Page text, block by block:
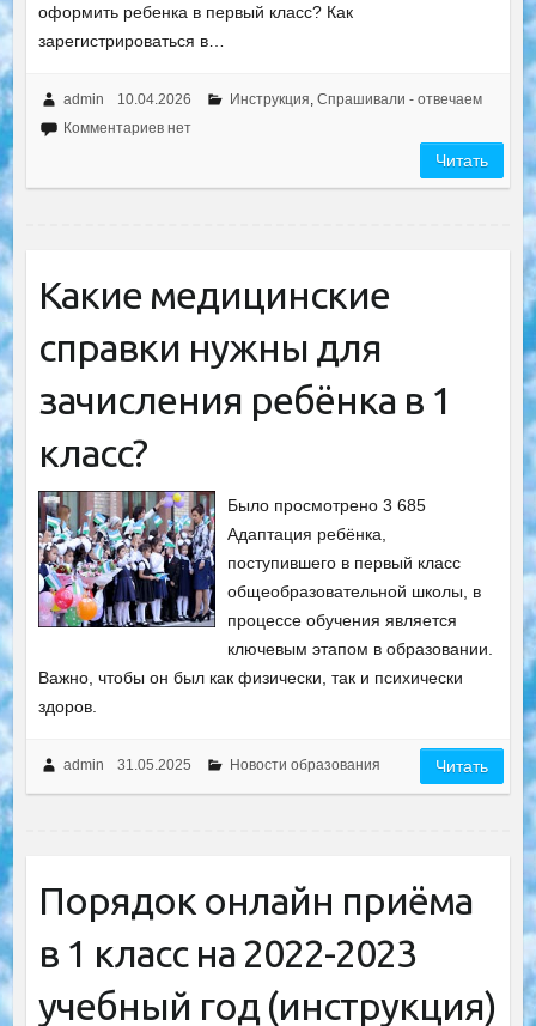
оформить ребенка в первый класс? Как
зарегистрироваться в…
admin 10.04.2026 Инструкция Спрашивали - отвечаем
Комментариев нет
Читать
Какие медицинские
справки нужны для
зачисления ребёнка в 1
класс?
Было просмотрено 3 685
Адаптация ребёнка,
поступившего в первый класс
общеобразовательной школы, в
процессе обучения является
ключевым этапом в образовании.
Важно, чтобы он был как физически, так и психически
здоров.
admin 31.05.2025 Новости образования Читать
Порядок онлайн приёма
в 1 класс на 2022-2023
учебный год (инструкция)